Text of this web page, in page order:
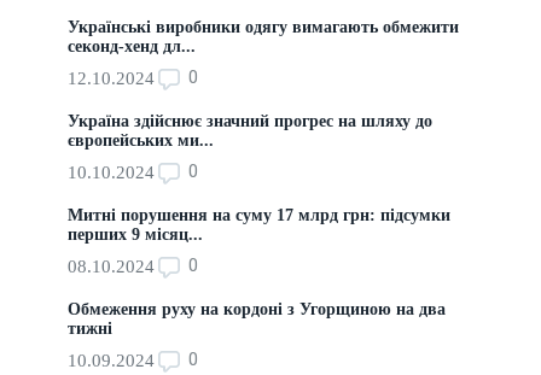
Українські виробники одягу вимагають обмежити
секонд-хенд дл...
12.10.2024 0
Україна здійснює значний прогрес на шляху до
європейських ми...
10.10.2024 0
Митні порушення на суму 17 млрд грн: підсумки
перших 9 місяц...
08.10.2024 0
Обмеження руху на кордоні з Угорщиною на два
тижні
10.09.2024 0